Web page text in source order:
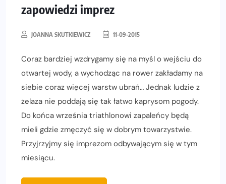
zapowiedzi imprez
JOANNA SKUTKIEWICZ 11-09-2015
Coraz bardziej wzdrygamy się na myśl o wejściu do
otwartej wody, a wychodząc na rower zakładamy na
siebie coraz więcej warstw ubrań… Jednak ludzie z
żelaza nie poddają się tak łatwo kaprysom pogody.
Do końca września triathlonowi zapaleńcy będą
mieli gdzie zmęczyć się w dobrym towarzystwie.
Przyjrzyjmy się imprezom odbywającym się w tym
miesiącu.